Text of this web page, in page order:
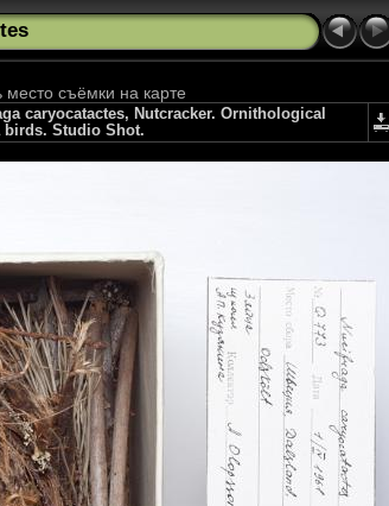
съёмки на карте
caryocatactes, Nutcracker. Ornithological
birds. Studio Shot.